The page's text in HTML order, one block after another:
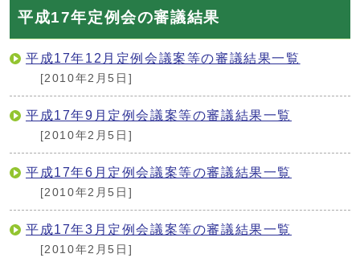
平成17年定例会の審議結果
平成17年12月定例会議案等の審議結果一覧
[2010年2月5日]
平成17年9月定例会議案等の審議結果一覧
[2010年2月5日]
平成17年6月定例会議案等の審議結果一覧
[2010年2月5日]
平成17年3月定例会議案等の審議結果一覧
[2010年2月5日]